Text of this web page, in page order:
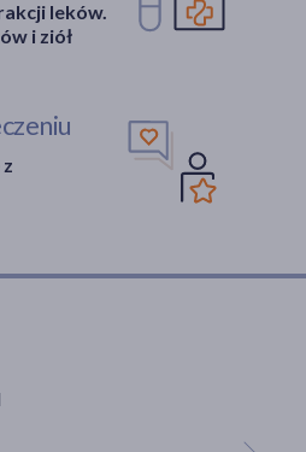
leków.
i ziół